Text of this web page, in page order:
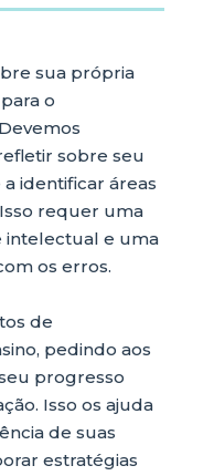
sua própria
o
sobre seu
identificar áreas
requer uma
intelectual e uma
os erros.
de
pedindo aos
progresso
Isso os ajuda
de suas
estratégias